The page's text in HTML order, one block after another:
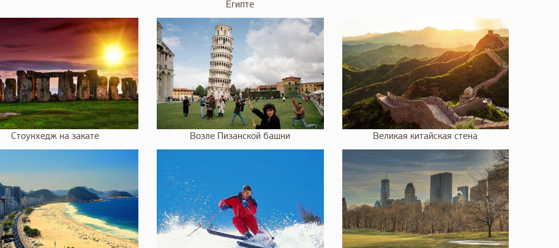
Египте
Стоунхедж на закате Возле Пизанской башни Великая китайская стена